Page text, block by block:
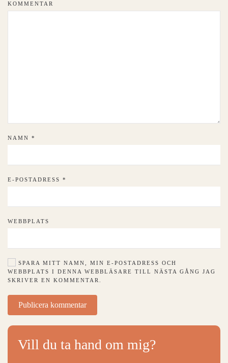
KOMMENTAR
NAMN *
E-POSTADRESS *
WEBBPLATS
SPARA MITT NAMN, MIN E-POSTADRESS OCH
WEBBPLATS I DENNA WEBBLÄSARE TILL NÄSTA GÅNG JAG
SKRIVER EN KOMMENTAR.
Publicera kommentar
Vill du ta hand om mig?